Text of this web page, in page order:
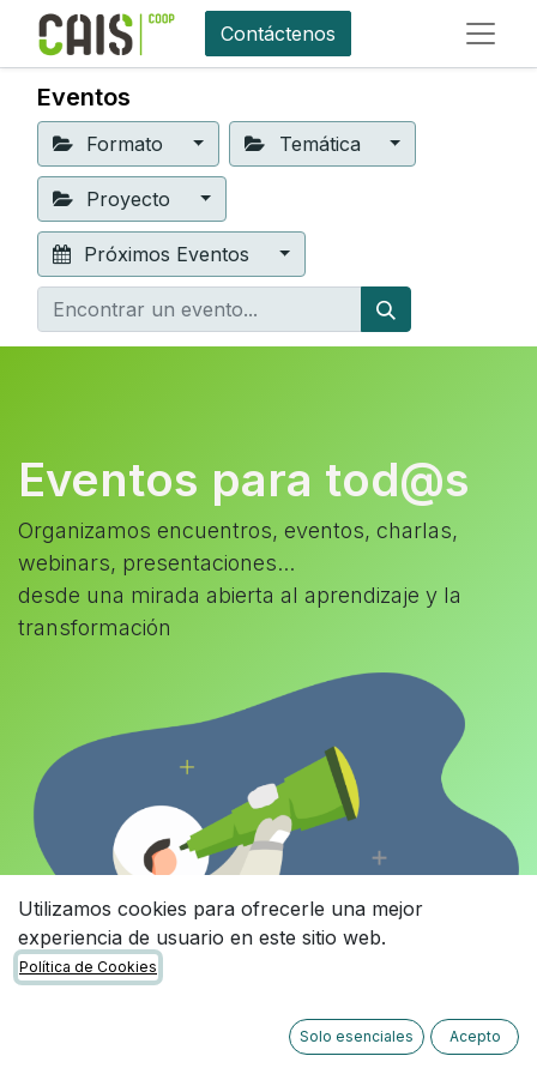
Contáctenos
Eventos
Formato Temática
Proyecto
Próximos Eventos
Eventos para tod@s
Organizamos encuentros, eventos, charlas,
webinars, presentaciones...
desde una mirada abierta al aprendizaje y la
transformación
Utilizamos cookies para ofrecerle una mejor
experiencia de usuario en este sitio web.
Política de Cookies
Solo esenciales Acepto